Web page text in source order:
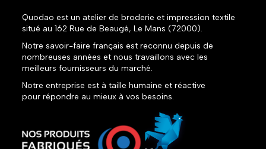
Quodao est un atelier de broderie et impression textile
situé au 162 Rue de Beaugé, Le Mans (72000).
Notre savoir-faire français est reconnu depuis de
nombreuses années et nous travaillons avec les
meilleurs fournisseurs du marché.
Notre entreprise est à taille humaine et réactive
pour répondre au mieux à vos besoins.